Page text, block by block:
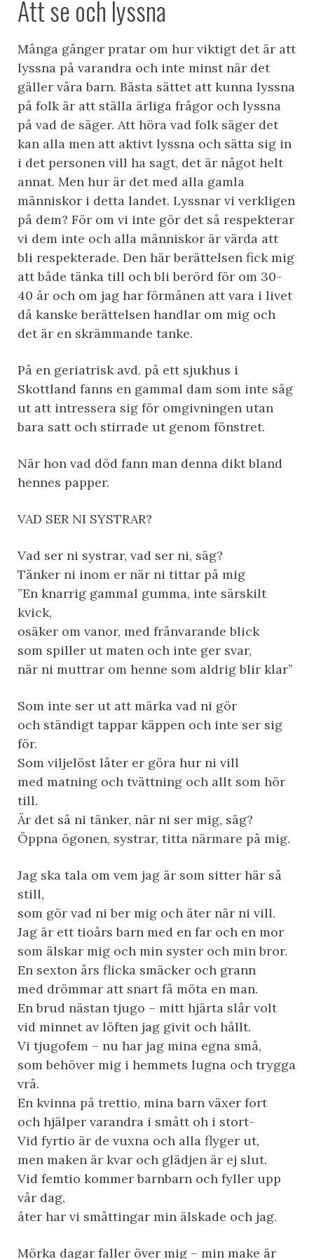
Att se och lyssna
Många gånger pratar om hur viktigt det är att
lyssna på varandra och inte minst när det
gäller våra barn. Bästa sättet att kunna lyssna
på folk är att ställa ärliga frågor och lyssna
på vad de säger. Att höra vad folk säger det
kan alla men att aktivt lyssna och sätta sig in
i det personen vill ha sagt, det är något helt
annat. Men hur är det med alla gamla
människor i detta landet. Lyssnar vi verkligen
på dem? För om vi inte gör det så respekterar
vi dem inte och alla människor är värda att
bli respekterade. Den här berättelsen fick mig
att både tänka till och bli berörd för om 30-
40 år och om jag har förmånen att vara i livet
då kanske berättelsen handlar om mig och
det är en skrämmande tanke.
På en geriatrisk avd. på ett sjukhus i
Skottland fanns en gammal dam som inte såg
ut att intressera sig för omgivningen utan
bara satt och stirrade ut genom fönstret.
När hon vad död fann man denna dikt bland
hennes papper.
VAD SER NI SYSTRAR?
Vad ser ni systrar, vad ser ni, säg?
Tänker ni inom er när ni tittar på mig
”En knarrig gammal gumma, inte särskilt
kvick,
osäker om vanor, med frånvarande blick
som spiller ut maten och inte ger svar,
när ni muttrar om henne som aldrig blir klar”
Som inte ser ut att märka vad ni gör
och ständigt tappar käppen och inte ser sig
för.
Som viljelöst låter er göra hur ni vill
med matning och tvättning och allt som hör
till.
Är det så ni tänker, när ni ser mig, säg?
Öppna ögonen, systrar, titta närmare på mig.
Jag ska tala om vem jag är som sitter här så
still,
som gör vad ni ber mig och äter när ni vill.
Jag är ett tioårs barn med en far och en mor
som älskar mig och min syster och min bror.
En sexton års flicka smäcker och grann
med drömmar att snart få möta en man.
En brud nästan tjugo – mitt hjärta slår volt
vid minnet av löften jag givit och hållt.
Vi tjugofem – nu har jag mina egna små,
som behöver mig i hemmets lugna och trygga
vrå.
En kvinna på trettio, mina barn växer fort
och hjälper varandra i smått oh i stort-
Vid fyrtio är de vuxna och alla flyger ut,
men maken är kvar och glädjen är ej slut.
Vid femtio kommer barnbarn och fyller upp
vår dag,
åter har vi småttingar min älskade och jag.
Mörka dagar faller över mig – min make är